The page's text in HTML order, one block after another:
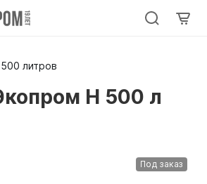
литров
H 500 л
Под заказ